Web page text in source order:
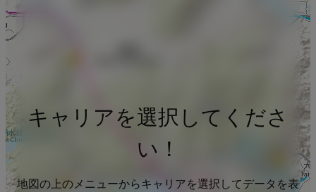
キャリアを選択してくださ
い！
地図の上のメニューからキャリアを選択してデータを表